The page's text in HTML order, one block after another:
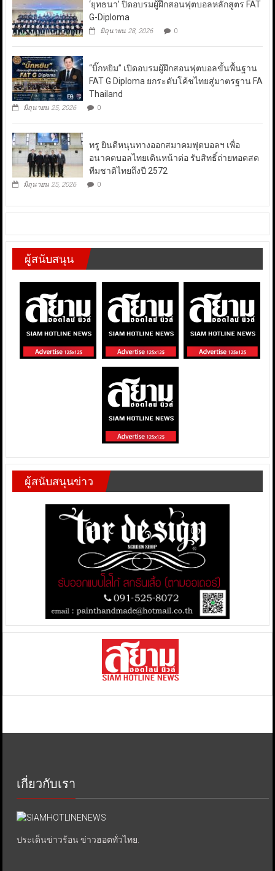
‘ยุทธนา’ ปิดอบรมผู้ฝึกสอนฟุตบอลหลักสูตร FAT
G-Diploma
มิถุนายน 28, 2026 0
“บิ๊กหยิม” เปิดอบรมผู้ฝึกสอนฟุตบอลขั้นพื้นฐาน
FAT G Diploma ยกระดับโค้ชไทยสู่มาตรฐาน FA
Thailand
มิถุนายน 25, 2026 0
ทรู ยินดีหนุนทางออกสมาคมฟุตบอลฯ เพื่อ
อนาคตบอลไทยเดินหน้าต่อ รับสิทธิ์ถ่ายทอดสด
ทีมชาติไทยถึงปี 2572
มิถุนายน 25, 2026 0
ผู้สนับสนุน
ผู้สนับสนุนข่าว
เกี่ยวกับเรา
ประเด็นข่าวร้อน ข่าวฮอตทั่วไทย.